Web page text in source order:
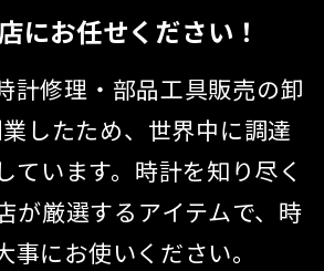
にお任せください！
計修理・部品工具販売の卸
したため、世界中に調達
ています。時計を知り尽く
が厳選するアイテムで、時
事にお使いください。